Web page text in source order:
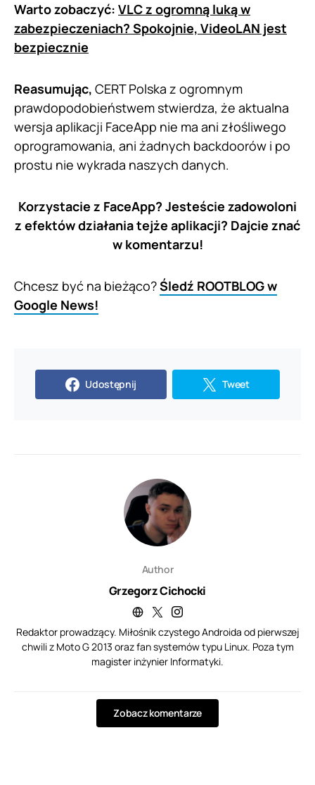
Warto zobaczyć: VLC z ogromną luką w
zabezpieczeniach? Spokojnie, VideoLAN jest
bezpiecznie
Reasumując, CERT Polska z ogromnym
prawdopodobieństwem stwierdza, że aktualna
wersja aplikacji FaceApp nie ma ani złośliwego
oprogramowania, ani żadnych backdoorów i po
prostu nie wykrada naszych danych.
Korzystacie z FaceApp? Jesteście zadowoloni
z efektów działania tejże aplikacji? Dajcie znać
w komentarzu!
Chcesz być na bieżąco?Śledź ROOTBLOG w
Google News!
Udostępnij Tweet
Author
Grzegorz Cichocki
Redaktor prowadzący. Miłośnik czystego Androida od pierwszej
chwili z Moto G 2013 oraz fan systemów typu Linux. Poza tym
magister inżynier Informatyki.
Zobacz komentarze